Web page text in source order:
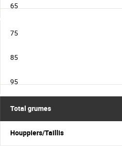
65
75
85
95
Total grumes
Houppiers/Taillis